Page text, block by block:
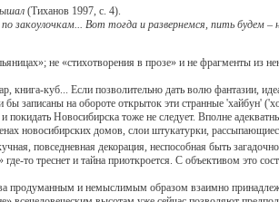
(Тиханов 1997, с. 4).
по закоулочкам... Вот тогда и развернемся, пить будем
не «стихотворения в прозе» и не фрагменты из
куб... Если позволительно дать волю фантазии,
записаны на обороте открыток эти странные 'хайбун'
Новосибирска тоже не следует. Вполне
новосибирских домов, слои штукатурки,
повседневная декорация, неспособная быть
то треснет и тайна приоткроется. С объективом это
продуманным и немыслимым образом взаимно